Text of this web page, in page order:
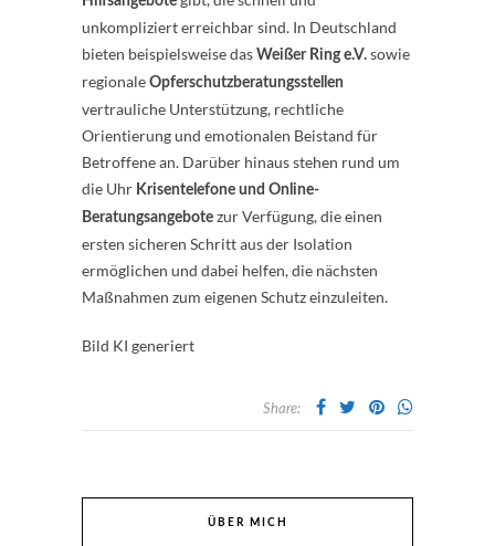
unkompliziert erreichbar sind. In Deutschland
bieten beispielsweise das Weißer Ring e.V. sowie
regionale Opferschutzberatungsstellen
vertrauliche Unterstützung, rechtliche
Orientierung und emotionalen Beistand für
Betroffene an. Darüber hinaus stehen rund um
die Uhr Krisentelefone und Online-
Beratungsangebote zur Verfügung, die einen
ersten sicheren Schritt aus der Isolation
ermöglichen und dabei helfen, die nächsten
Maßnahmen zum eigenen Schutz einzuleiten.
Bild KI generiert
Share:
ÜBER MICH